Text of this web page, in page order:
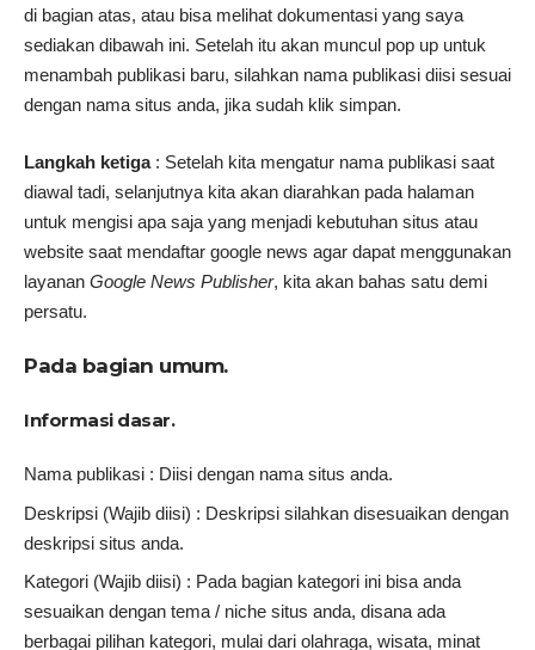
di bagian atas, atau bisa melihat dokumentasi yang saya
sediakan dibawah ini. Setelah itu akan muncul pop up untuk
menambah publikasi baru, silahkan nama publikasi diisi sesuai
dengan nama situs anda, jika sudah klik simpan.
Langkah ketiga: Setelah kita mengatur nama publikasi saat
diawal tadi, selanjutnya kita akan diarahkan pada halaman
untuk mengisi apa saja yang menjadi kebutuhan situs atau
website saat mendaftar google news agar dapat menggunakan
layanan Google News Publisher, kita akan bahas satu demi
persatu.
Pada bagian umum.
Informasi dasar.
Nama publikasi : Diisi dengan nama situs anda.
Deskripsi (Wajib diisi) : Deskripsi silahkan disesuaikan dengan
deskripsi situs anda.
Kategori (Wajib diisi) : Pada bagian kategori ini bisa anda
sesuaikan dengan tema / niche situs anda, disana ada
berbagai pilihan kategori, mulai dari olahraga, wisata, minat